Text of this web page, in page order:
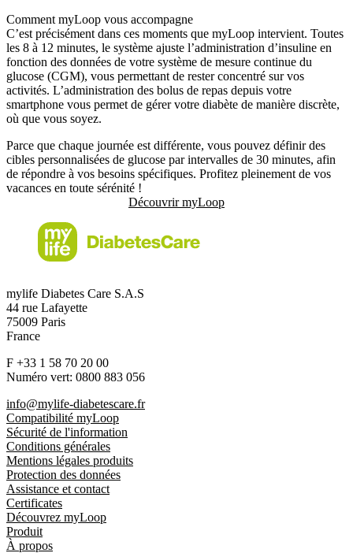
Comment myLoop vous accompagne
C’est précisément dans ces moments que myLoop intervient. Toutes
les 8 à 12 minutes, le système ajuste l’administration d’insuline en
fonction des données de votre système de mesure continue du
glucose (CGM), vous permettant de rester concentré sur vos
activités. L’administration des bolus de repas depuis votre
smartphone vous permet de gérer votre diabète de manière discrète,
où que vous soyez.
Parce que chaque journée est différente, vous pouvez définir des
cibles personnalisées de glucose par intervalles de 30 minutes, afin
de répondre à vos besoins spécifiques. Profitez pleinement de vos
vacances en toute sérénité !
Découvrir myLoop
mylife Diabetes Care S.A.S
44 rue Lafayette
75009 Paris
France
F +33 1 58 70 20 00
Numéro vert: 0800 883 056
info@mylife-diabetescare.fr
Compatibilité myLoop
Sécurité de l'information
Conditions générales
Mentions légales produits
Protection des données
Assistance et contact
Certificates
Découvrez myLoop
Produit
À propos